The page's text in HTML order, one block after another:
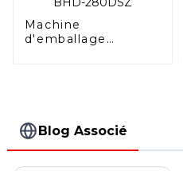
Machine
d'emballage
Blog Associé